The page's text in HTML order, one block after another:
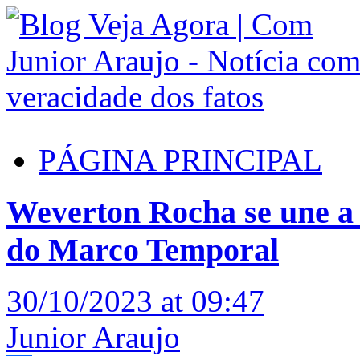
PÁGINA PRINCIPAL
Weverton Rocha se une
do Marco Temporal
30/10/2023 at 09:47
Junior Araujo